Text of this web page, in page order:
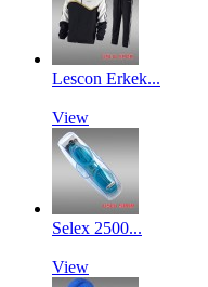
Lescon Erkek...
View
Selex 2500...
View